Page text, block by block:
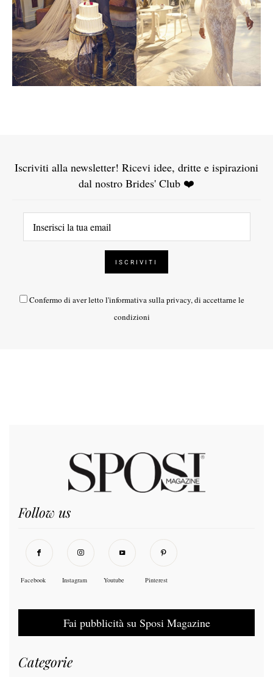
Iscriviti alla newsletter! Ricevi idee, dritte e ispirazioni
dal nostro Brides' Club ❤️
Confermo di aver letto l'informativa sulla privacy, di accettarne le
condizioni
Follow us
Facebook Instagram Youtube Pinterest
Fai pubblicità su Sposi Magazine
Categorie